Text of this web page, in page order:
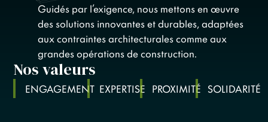
Guidés par l’exigence, nous mettons en œuvre
des solutions innovantes et durables, adaptées
aux contraintes architecturales comme aux
grandes opérations de construction.
Nos valeurs
ENGAGEMENT EXPERTISE PROXIMITÉ SOLIDARITÉ